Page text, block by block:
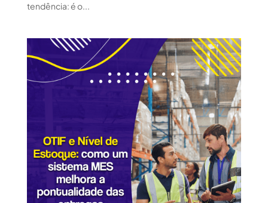
tendência: é o...